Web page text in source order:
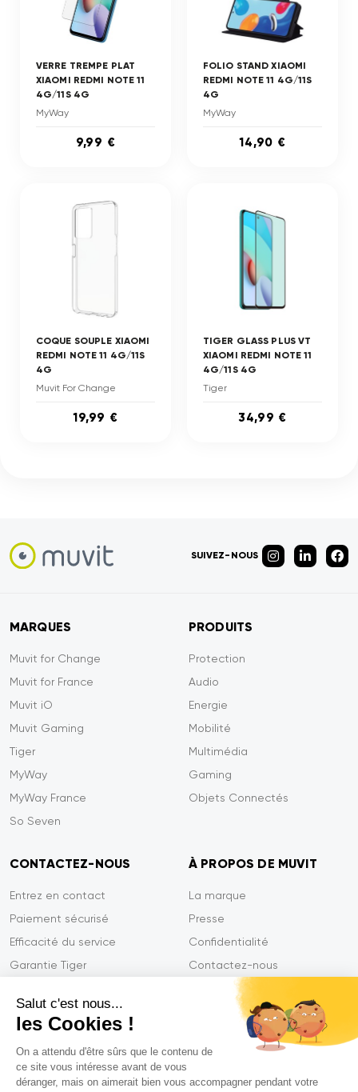
Salut c'est nous...
les Cookies !
On a attendu d'être sûrs que le contenu de
ce site vous intéresse avant de vous
déranger, mais on aimerait bien vous accompagner pendant votre
VERRE TREMPE PLAT
XIAOMI REDMI NOTE 11
4G/11S 4G
MyWay
9,99 €
FOLIO STAND XIAOMI
REDMI NOTE 11 4G/11S
4G
MyWay
14,90 €
COQUE SOUPLE XIAOMI
REDMI NOTE 11 4G/11S
4G
Muvit For Change
19,99 €
TIGER GLASS PLUS VT
XIAOMI REDMI NOTE 11
4G/11S 4G
Tiger
34,99 €
SUIVEZ-NOUS
MARQUES
Muvit for Change
Muvit for France
Muvit iO
Muvit Gaming
Tiger
MyWay
MyWay France
So Seven
PRODUITS
Protection
Audio
Energie
Mobilité
Multimédia
Gaming
Objets Connectés
CONTACTEZ-NOUS
Entrez en contact
Paiement sécurisé
Efficacité du service
Garantie Tiger
À PROPOS DE MUVIT
La marque
Presse
Confidentialité
Contactez-nous
Mentions légales